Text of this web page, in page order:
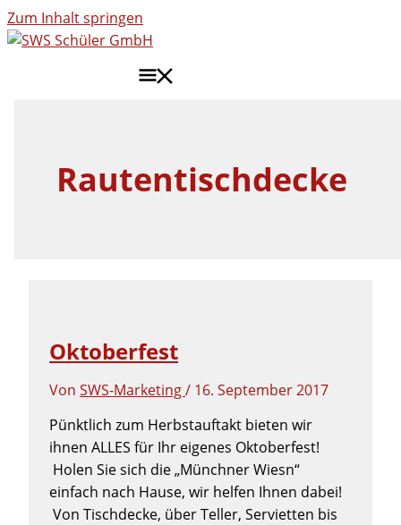
Zum Inhalt springen
Rautentischdecke
Oktoberfest
VonSWS-Marketing/ 16. September 2017
Pünktlich zum Herbstauftakt bieten wir
ihnen ALLES für Ihr eigenes Oktoberfest!
Holen Sie sich die „Münchner Wiesn“
einfach nach Hause, wir helfen Ihnen dabei!
Von Tischdecke, über Teller, Servietten bis